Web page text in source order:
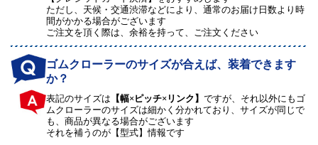
ただし、天候・交通渋滞などにより、通常のお届け日数より時
間がかかる場合がございます
ご注文を頂く際は、余裕を持って、ご注文ください
ゴムクローラーのサイズが合えば、装着できます
か？
表記のサイズは 【幅×ピッチ×リンク】ですが、それ以外にもゴ
ムクローラーのサイズは細かく分かれており、サイズが同じで
も、商品が異なる場合がございます
それを補うのが【型式】情報です